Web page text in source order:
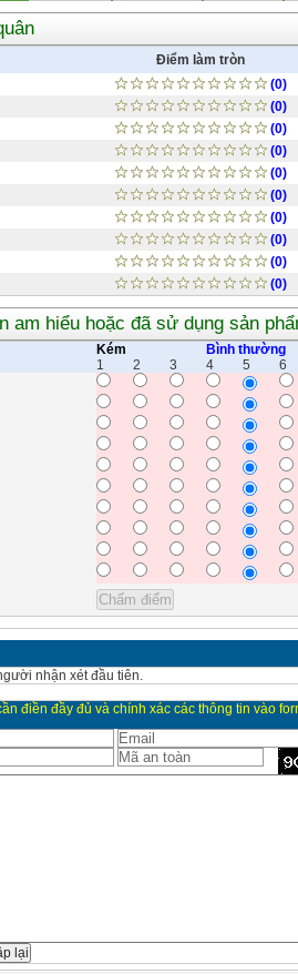
Điểm làm tròn
(0)
(0)
(0)
(0)
(0)
(0)
(0)
(0)
(0)
(0)
am hiểu hoặc đã sử dụng sản
Kém Bình thường
1
2 3 4 5 6
nhận xét đầu tiên.
điền đầy đủ và chính xác các thông tin vào